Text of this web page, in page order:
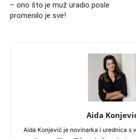
– ono što je muž uradio posle
promenilo je sve!
Aida
Aida Konjević je novinarka i urednica s